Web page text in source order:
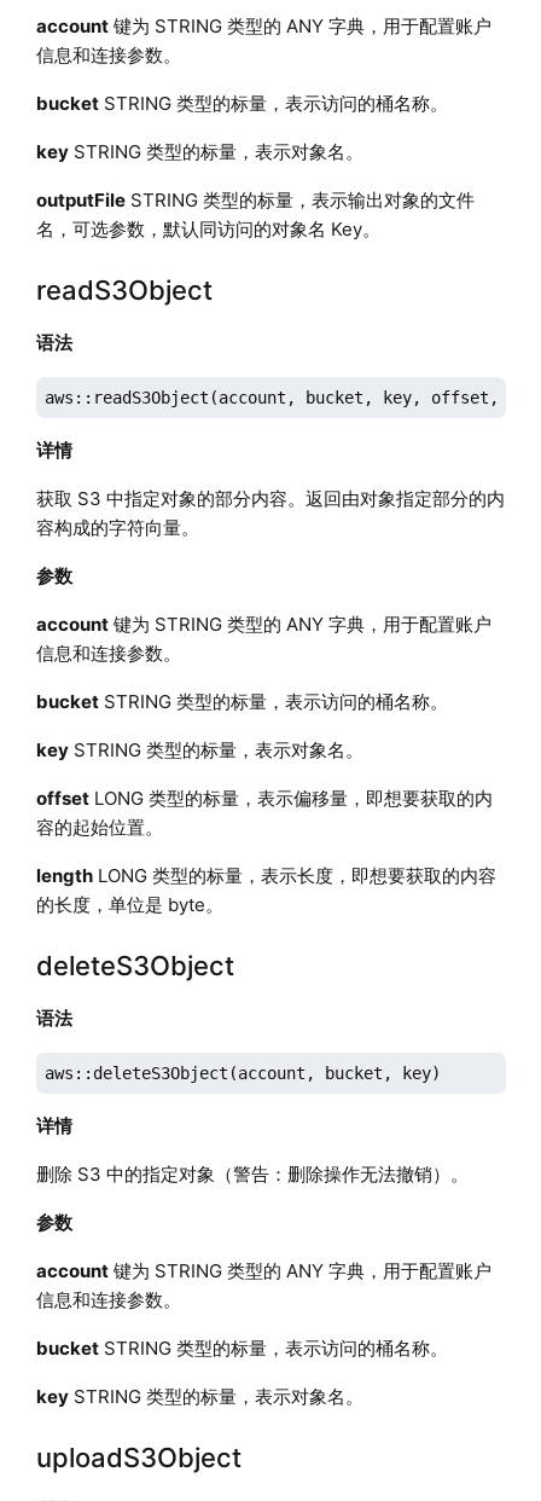
account键为 STRING 类型的 ANY 字典，用于配置账户
信息和连接参数。
bucketSTRING 类型的标量，表示访问的桶名称。
keySTRING 类型的标量，表示对象名。
outputFileSTRING 类型的标量，表示输出对象的文件
名，可选参数，默认同访问的对象名 Key。
readS3Object
语法
aws::readS3Object(account, bucket, key, offset,
详情
获取 S3 中指定对象的部分内容。返回由对象指定部分的内
容构成的字符向量。
参数
account键为 STRING 类型的 ANY 字典，用于配置账户
信息和连接参数。
bucketSTRING 类型的标量，表示访问的桶名称。
keySTRING 类型的标量，表示对象名。
offsetLONG 类型的标量，表示偏移量，即想要获取的内
容的起始位置。
lengthLONG 类型的标量，表示长度，即想要获取的内容
的长度，单位是 byte。
deleteS3Object
语法
aws::deleteS3Object(account, bucket, key)
详情
删除 S3 中的指定对象（警告：删除操作无法撤销）。
参数
account键为 STRING 类型的 ANY 字典，用于配置账户
信息和连接参数。
bucketSTRING 类型的标量，表示访问的桶名称。
keySTRING 类型的标量，表示对象名。
uploadS3Object